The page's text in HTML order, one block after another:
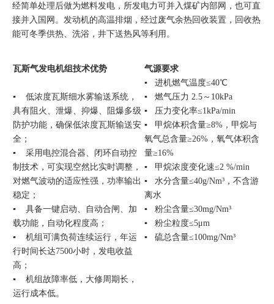
经简单处理后做为燃料发电，所发电力可并入煤矿内部网，也可直
接并入国网。发动机的高温排烟，经过废气余热回收装置，回收热
能可冬季供热、洗浴，井下送热风等利用。
瓦斯气发电机组技术优势
▪ 低浓度瓦斯细水雾输送系统，
具有阻火、泄爆、抑爆、阻爆多级
防护功能，确保低浓度瓦斯输送安
全；
▪ 采用电控混合器、闭环自动控
制技术，可实现空然比实时调整，
对燃气波动的适应性强，功率输出
稳定；
▪ 具备一键启动、自动合闸、加
载功能，自动化程度高；
▪ 机组可满负荷连续运行，年运
行时间长达7500小时，发电收益
高；
▪ 机组故障率低，大修周期长，
运行成本低。
气源要求
▪ 进机燃气温度≤40℃
▪ 燃气压力 2.5～10kPa
▪ 压力变化率≤1kPa/min
▪ 甲烷体积含量≥8%，甲烷与
氧气总含量≥26%，氧气体积含
量≥16%
▪ 甲烷浓度变化速≤2 %/min
▪ 水分含量≤40g/Nm³，不含游
离水
▪ 粉尘含量≤30mg/Nm³
▪ 粉尘粒度≤5μm
▪ 硫总含量≤100mg/Nm³